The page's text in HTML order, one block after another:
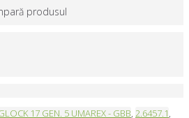
produsul
17 GEN. 5 UMAREX - GBB, 2.6457.1,